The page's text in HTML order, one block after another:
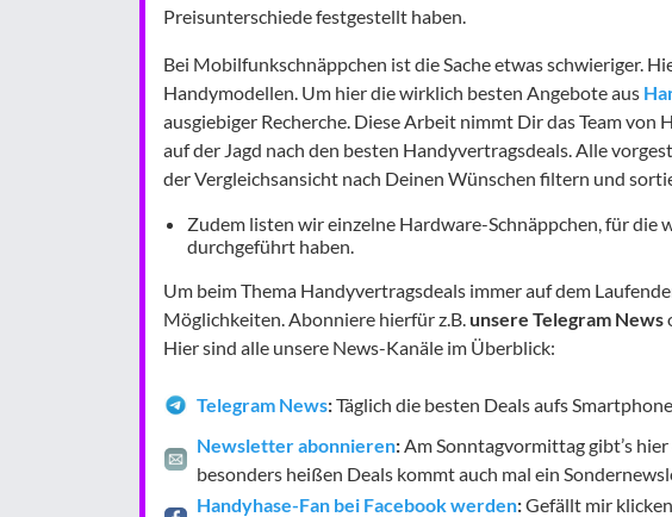
Preisunterschiede festgestellt haben.
Bei Mobilfunkschnäppchen ist die Sache etwas schwieriger.
Handymodellen. Um hier die wirklich besten Angebote aus
ausgiebiger Recherche. Diese Arbeit nimmt Dir das Team von
auf der Jagd nach den besten Handyvertragsdeals. Alle
der Vergleichsansicht nach Deinen Wünschen filtern und
Zudem listen wir einzelne Hardware-Schnäppchen, für die
durchgeführt haben.
Um beim Thema Handyvertragsdeals immer auf dem
Möglichkeiten. Abonniere hierfür z.B. unsere Telegram News
Hier sind alle unsere News-Kanäle im Überblick:
Telegram News:Täglich die besten Deals aufs
Newsletter abonnieren: Am Sonntagvormittag gibt’s
besonders heißen Deals kommt auch mal ein
Handyhase-Fan bei Facebook werden:Gefällt mir